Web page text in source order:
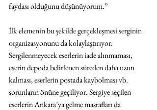
faydası olduğunu düşünüyorum.”
İlk elemenin bu şekilde gerçekleşmesi serginin
organizasyonunu da kolaylaştırıyor.
Sergilenmeyecek eserlerin iade alınmaması,
eserin depoda belirlenen süreden daha uzun
kalması, eserlerin postada kaybolması vb.
sorunların önüne geçiliyor. Sergiye seçilen
eserlerin Ankara’ya gelme masrafları da